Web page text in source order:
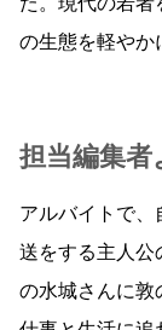
の生態を軽やか
担当編集者
アルバイトで、
送をする主人公
の水城さんに敦